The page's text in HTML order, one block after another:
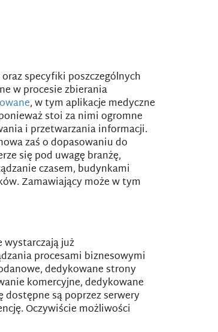
specyfiki poszczególnych
w procesie zbierania
, w tym aplikacje medyczne
stoi za nimi ogromne
i przetwarzania informacji.
zaś o dopasowaniu do
się pod uwagę branżę,
czasem, budynkami
Zamawiający może w tym
już
procesami biznesowymi
dedykowane strony
komercyjne, dedykowane
dostępne są poprzez serwery
Oczywiście możliwości